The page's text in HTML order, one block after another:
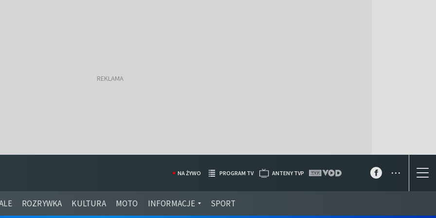
ROZRYWKA KULTURA MOTO INFORMACJE SPORT
NA ŻYWO PROGRAM TV ANTENY TVP ...